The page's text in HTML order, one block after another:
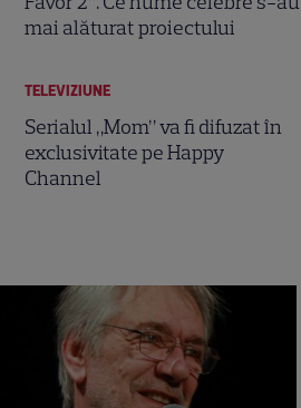
mai alăturat proiectului
TELEVIZIUNE
Serialul „Mom” va fi difuzat în
exclusivitate pe Happy
Channel